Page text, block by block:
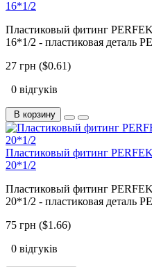
16*1/2
Пластиковый фитинг
16*1/2 - пластиковая деталь
27 грн ($0.61)
0 відгуків
В корзину
Пластиковый фитинг
20*1/2
Пластиковый фитинг
20*1/2 - пластиковая деталь
75 грн ($1.66)
0 відгуків